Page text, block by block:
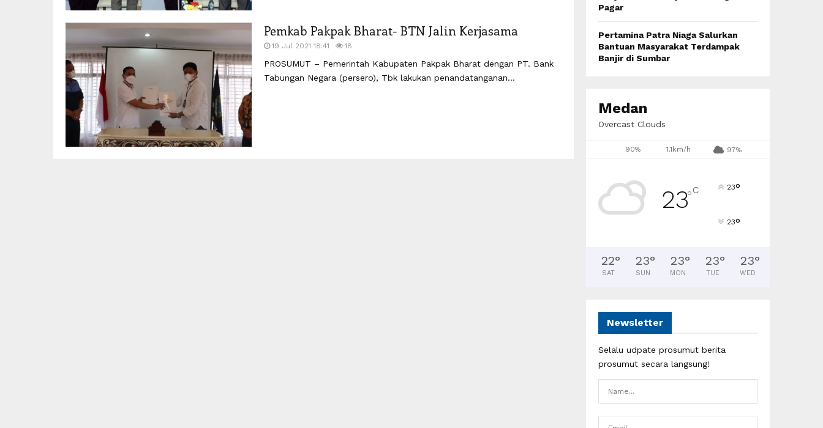
Pemkab Pakpak Bharat- BTN Jalin Kerjasama
19 Jul 2021 18:41 18
PROSUMUT – Pemerintah Kabupaten Pakpak Bharat dengan PT. Bank
Tabungan Negara (persero), Tbk lakukan penandatanganan...
Pagar
Pertamina Patra Niaga Salurkan
Bantuan Masyarakat Terdampak
Banjir di Sumbar
Medan
Overcast Clouds
90% 1.1km/h 97%
23°C 23°
23°
22°
SAT
23°
SUN
23°
MON
23°
TUE
23°
WED
Newsletter
Selalu udpate prosumut berita
prosumut secara langsung!